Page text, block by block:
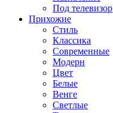
Под телевизор
Прихожие
Стиль
Классика
Современные
Модерн
Цвет
Белые
Венге
Светлые